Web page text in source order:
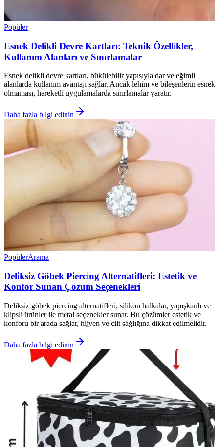
Popüler
Esnek Delikli Devre Kartları: Teknik Özellikler,
Kullanım Alanları ve Sınırlamalar
Esnek delikli devre kartları, bükülebilir yapısıyla dar ve eğimli
alanlarda kullanım avantajı sağlar. Ancak lehim ve bileşenlerin esnek
olmaması, hareketli uygulamalarda sınırlamalar yaratır.
Daha fazla bilgi edinin
PopülerArama
Deliksiz Göbek Piercing Alternatifleri: Estetik ve
Konfor Sunan Çözüm Seçenekleri
Deliksiz göbek piercing alternatifleri, silikon halkalar, yapışkanlı ve
klipsli ürünler ile metal seçenekler sunar. Bu çözümler estetik ve
konforu bir arada sağlar, hijyen ve cilt sağlığına dikkat edilmelidir.
Daha fazla bilgi edinin